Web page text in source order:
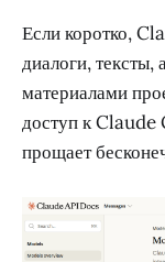
Если коротко,
диалоги, тексты,
материалами
доступ к Claude
прощает